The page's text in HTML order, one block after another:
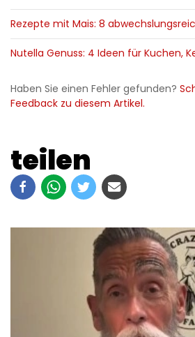
Rezepte mit Mais: 8
Nutella Genuss: 4 Ideen für Kuchen,
Haben Sie einen Fehler gefunden?
Feedback zu diesem Artikel.
teilen